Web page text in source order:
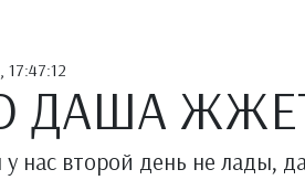
17:47:12
ДАША
нас второй день не лады,